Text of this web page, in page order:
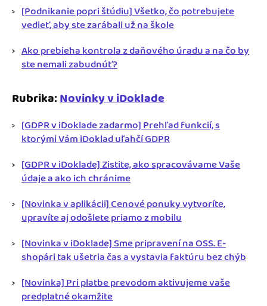
[Podnikanie popri štúdiu] Všetko, čo potrebujete
vedieť, aby ste zarábali už na škole
Ako prebieha kontrola z daňového úradu a na čo by
ste nemali zabudnúť?
Rubrika:Novinky v iDoklade
[GDPR v iDoklade zadarmo] Prehľad funkcií, s
ktorými Vám iDoklad uľahčí GDPR
[GDPR v iDoklade] Zistite, ako spracovávame Vaše
údaje a ako ich chránime
[Novinka v aplikácii] Cenové ponuky vytvoríte,
upravíte aj odošlete priamo z mobilu
[Novinka v iDoklade] Sme pripravení na OSS. E-
shopári tak ušetria čas a vystavia faktúru bez chýb
[Novinka] Pri platbe prevodom aktivujeme vaše
predplatné okamžite